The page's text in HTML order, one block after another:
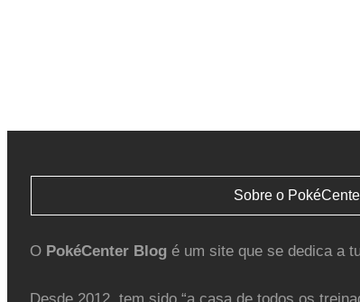
Sobre o
O PokéCenter Blogé um site que se dedica a